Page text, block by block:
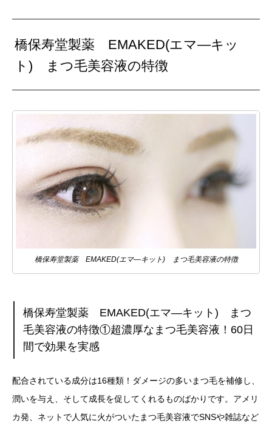
橋保寿堂製薬 EMAKED(エマ―キッ
ト) まつ毛美容液の特徴
橋保寿堂製薬 EMAKED(エマ―キット) まつ毛美容液の特徴
橋保寿堂製薬 EMAKED(エマ―キット) まつ
毛美容液の特徴①超濃厚なまつ毛美容液！60日
間で効果を実感
配合されている成分は16種類！ダメージの多いまつ毛を補修し、
潤いを与え、そして成長を促してくれるものばかりです。アメリ
カ発、ネットで人気に火がついたまつ毛美容液でSNSや雑誌など